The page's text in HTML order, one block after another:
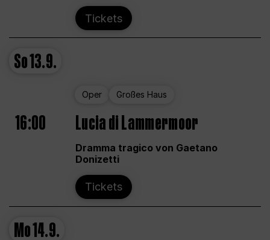
Tickets
So13.9.
Oper Großes Haus
16:00 Lucia di Lammermoor
Dramma tragico von Gaetano
Donizetti
Tickets
Mo14.9.